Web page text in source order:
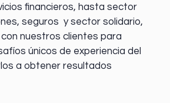
financieros, hasta sector
seguros y sector solidario,
nuestros clientes para
únicos de experiencia del
a obtener resultados